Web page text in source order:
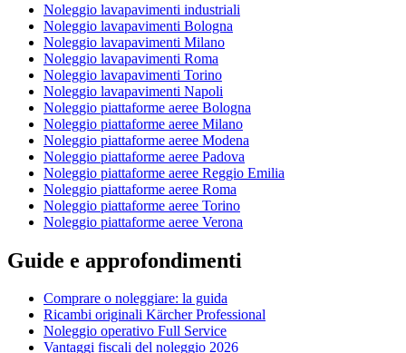
Noleggio lavapavimenti industriali
Noleggio lavapavimenti Bologna
Noleggio lavapavimenti Milano
Noleggio lavapavimenti Roma
Noleggio lavapavimenti Torino
Noleggio lavapavimenti Napoli
Noleggio piattaforme aeree Bologna
Noleggio piattaforme aeree Milano
Noleggio piattaforme aeree Modena
Noleggio piattaforme aeree Padova
Noleggio piattaforme aeree Reggio Emilia
Noleggio piattaforme aeree Roma
Noleggio piattaforme aeree Torino
Noleggio piattaforme aeree Verona
Guide e approfondimenti
Comprare o noleggiare: la guida
Ricambi originali Kärcher Professional
Noleggio operativo Full Service
Vantaggi fiscali del noleggio 2026